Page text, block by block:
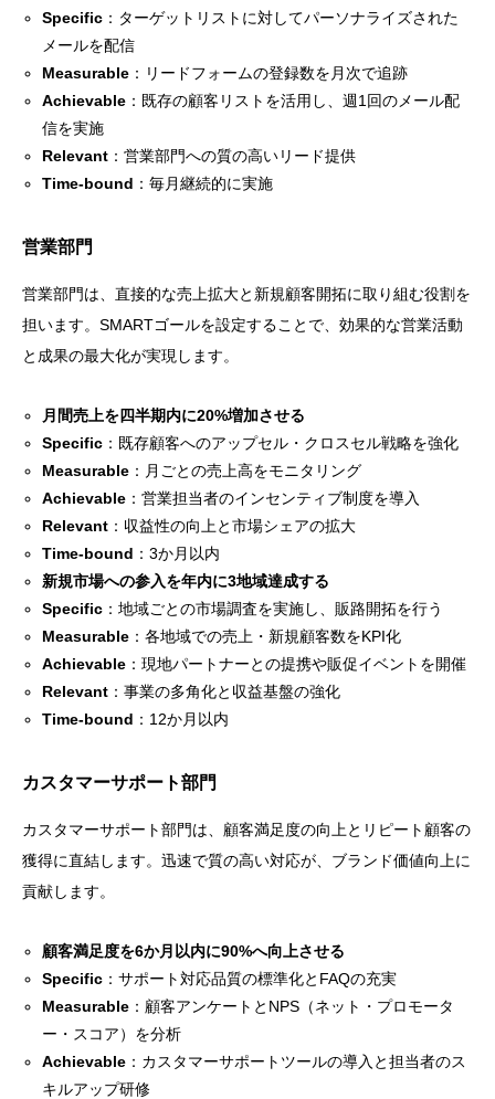
Specific ：ターゲットリストに対してパーソナライズされた
メールを配信
Measurable ：リードフォームの登録数を月次で追跡
Achievable ：既存の顧客リストを活用し、週1回のメール配
信を実施
Relevant ：営業部門への質の高いリード提供
Time-bound ：毎月継続的に実施
営業部門
営業部門は、直接的な売上拡大と新規顧客開拓に取り組む役割を
担います。SMARTゴールを設定することで、効果的な営業活動
と成果の最大化が実現します。
月間売上を四半期内に20%増加させる
Specific ：既存顧客へのアップセル・クロスセル戦略を強化
Measurable ：月ごとの売上高をモニタリング
Achievable ：営業担当者のインセンティブ制度を導入
Relevant ：収益性の向上と市場シェアの拡大
Time-bound ：3か月以内
新規市場への参入を年内に3地域達成する
Specific ：地域ごとの市場調査を実施し、販路開拓を行う
Measurable ：各地域での売上・新規顧客数をKPI化
Achievable ：現地パートナーとの提携や販促イベントを開催
Relevant ：事業の多角化と収益基盤の強化
Time-bound ：12か月以内
カスタマーサポート部門
カスタマーサポート部門は、顧客満足度の向上とリピート顧客の
獲得に直結します。迅速で質の高い対応が、ブランド価値向上に
貢献します。
顧客満足度を6か月以内に90%へ向上させる
Specific ：サポート対応品質の標準化とFAQの充実
Measurable ：顧客アンケートとNPS（ネット・プロモータ
ー・スコア）を分析
Achievable ：カスタマーサポートツールの導入と担当者のス
キルアップ研修